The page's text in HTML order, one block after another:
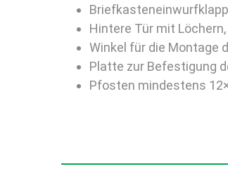
Hintere Tür mit
Winkel für die Montage
Platte zur Befestigung
Pfosten mindestens